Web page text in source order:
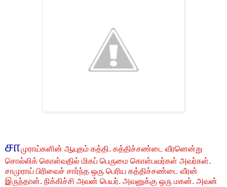
சாமுராய்களின் ஆயுதம் கத்தி. கத்திச்சண்டை வீரனென்று
சொல்லிக் கொள்வதில் மிகப் பெருமை கொள்பவர்கள் அவர்கள்.
சாமுராய் பிரிவைச் சார்ந்த ஒரு பெரிய கத்திச்சண்டை வீரன்
இருந்தான். நிக்கிச்சி அவன் பெயர். அவனுக்கு ஒரு மகன். அவன்